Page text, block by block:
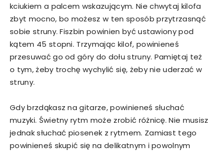
kciukiem a palcem wskazującym. Nie chwytaj kilofa
zbyt mocno, bo możesz w ten sposób przytrzasnąć
sobie struny. Fiszbin powinien być ustawiony pod
kątem 45 stopni. Trzymając kilof, powinieneś
przesuwać go od góry do dołu struny. Pamiętaj też
o tym, żeby trochę wychylić się, żeby nie uderzać w
struny.
Gdy brzdąkasz na gitarze, powinieneś słuchać
muzyki. Świetny rytm może zrobić różnicę. Nie musisz
jednak słuchać piosenek z rytmem. Zamiast tego
powinieneś skupić się na delikatnym i powolnym